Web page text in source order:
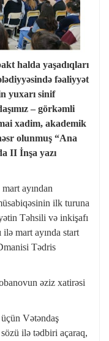
halda yaşadıqları
fəaliyyət
yuxarı sinif
– görkəmli
xadim, akademik
olunmuş “Ana
II İnşa yazı
ayından
ilk turuna
Təhsili və inkişafı
mart ayında start
Tədris
əziz xatirəsi
Vətəndaş
ilə tədbiri açaraq,